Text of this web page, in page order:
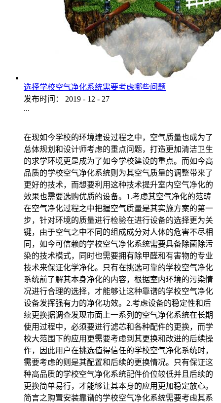
选择学校空气净化系统需要考虑哪些问题
发布时间：
2019 - 12 - 27
...
在现如今学校的环境建设过程之中，空气质量也成为了
总体规划和设计师考虑的重点问题，打造更加清洁卫生
的求学环境更是成为了如今学校建设的重点。而如今高
品质的学校空气净化系统则为其空气质量的调整带来了
更好的技术，而想要利用这种技术提升室内空气净化的
效果也需要选购优质的设备。1.考虑其空气净化的范畴
在空气净化过程之中把握空气质量是其实施方案的第一
步，针对环境的质量进行检验在进行设备的选择更为关
键，由于空气之中不同的组成成分对人体的危害不尽相
同，如今可信赖的学校空气净化系统需要具备除菌除污
染的技术模式，同时也需要拥有除甲醛和有害物的专业
技术来保证化学净化。只有在挑选可靠的学校空气净化
系统前了解其本身净化的内容，根据室内环境的污染情
况进行合理的选择，才能够让这种靠谱的学校空气净化
设备发挥强有力的净化功效。2.考虑设备的稳定性和后
续更换据调查发现市面上一系列的空气净化系统在长期
使用过程中，必须要进行滤芯和各种配件的更换，而学
校大范围下的应用更需要考虑到其更换和改进的后续操
作，因此用户在挑选值得信任的学校空气净化系统时，
需要考虑的则是其配置和后续的更换情况。只有保证这
种高品质的学校空气净化系统配件价位较低并且后续的
更换简单易行，才能够让其本身的应用更加稳定放心。
简言之购置安装靠谱的学校空气净化系统需要考虑其系